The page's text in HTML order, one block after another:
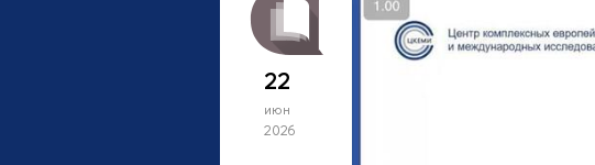
22
июн
2026